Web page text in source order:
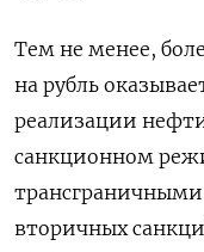
Тем не менее,
на рубль
реализации
санкционном
вторичных